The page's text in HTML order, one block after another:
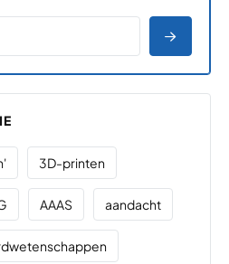
3D-printen
AAAS aandacht